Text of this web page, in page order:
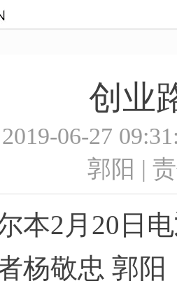
创业
06-27
郭阳 |
本2月20日电
杨敬忠 郭阳